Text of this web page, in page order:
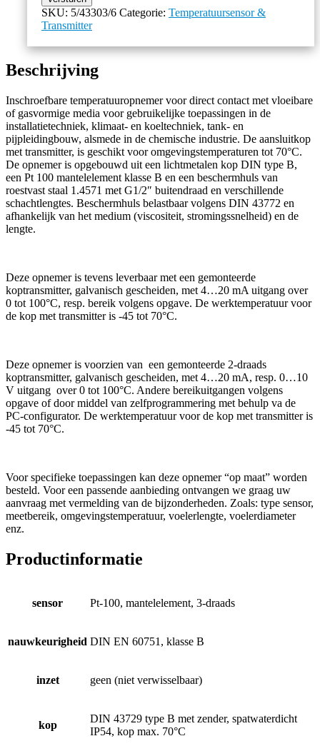
SKU: 5/43303/6 Categorie: Temperatuursensor &
Transmitter
Beschrijving
Inschroefbare temperatuuropnemer voor direct contact met vloeibare
of gasvormige media voor gebruikelijke toepassingen in de
installatietechniek, klimaat- en koeltechniek, tank- en
pijpleidingbouw, alsmede in de chemische industrie. De aansluitkop
met transmitter, is geschikt voor omgevingstemperaturen tot 70°C.
De opnemer is opgebouwd uit een lichtmetalen kop DIN type B,
een Pt 100 mantelelement klasse B en een beschermhuls van
roestvast staal 1.4571 met G1/2″ buitendraad en verschillende
schachtlengtes. Beschermhuls belastbaar volgens DIN 43772 en
afhankelijk van het medium (viscositeit, stromingssnelheid) en de
lengte.
Deze opnemer is tevens leverbaar met een gemonteerde
koptransmitter, galvanisch gescheiden, met 4…20 mA uitgang over
0 tot 100°C, resp. bereik volgens opgave. De werktemperatuur voor
de kop met transmitter is -45 tot 70°C.
Deze opnemer is voorzien van een gemonteerde 2-draads
koptransmitter, galvanisch gescheiden, met 4…20 mA, resp. 0…10
V uitgang over 0 tot 100°C. Andere bereikuitgangen volgens
opgave of door middel van zelfprogrammering met behulp va de
PC-configurator. De werktemperatuur voor de kop met transmitter is
-45 tot 70°C.
Voor specifieke toepassingen kan deze opnemer “op maat” worden
besteld. Voor een passende aanbieding ontvangen we graag uw
aanvraag met vermelding van de bijzonderheden. Zoals: type sensor,
meetbereik, omgevingstemperatuur, voelerlengte, voelerdiameter
enz.
Productinformatie
sensor Pt-100, mantelelement, 3-draads
nauwkeurigheid DIN EN 60751, klasse B
inzet geen (niet verwisselbaar)
kop
DIN 43729 type B met zender, spatwaterdicht
IP54, kop max. 70°C